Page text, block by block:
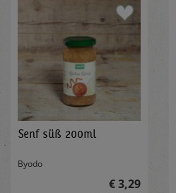
Senf süß 200ml
Byodo
€ 3,29